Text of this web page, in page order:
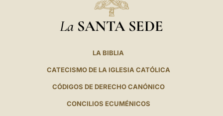
La SANTA SEDE
LA BIBLIA
CATECISMO DE LA IGLESIA CATÓLICA
CÓDIGOS DE DERECHO CANÓNICO
CONCILIOS ECUMÉNICOS